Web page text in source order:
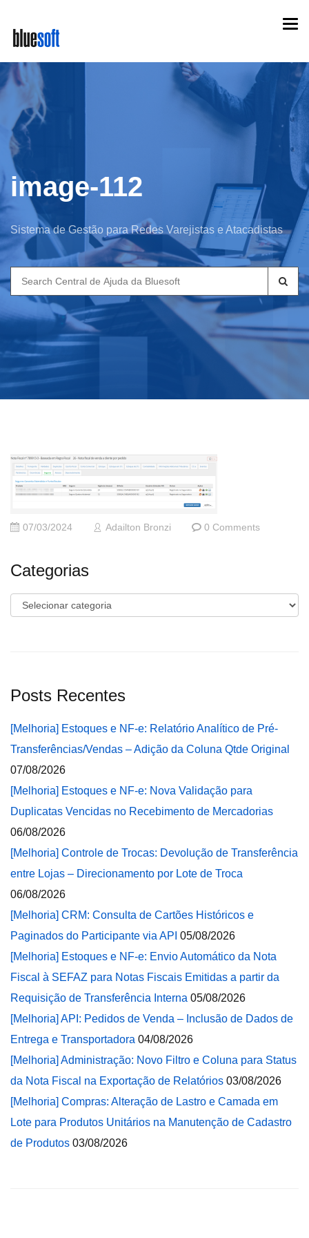
main
content
image-112
Sistema de Gestão para Redes Varejistas e Atacadistas
Search
for:
07/03/2024 Adailton Bronzi 0 Comments
Categorias
Categorias
Posts Recentes
[Melhoria] Estoques e NF-e: Relatório Analítico de Pré-
Transferências/Vendas – Adição da Coluna Qtde Original
07/08/2026
[Melhoria] Estoques e NF-e: Nova Validação para
Duplicatas Vencidas no Recebimento de Mercadorias
06/08/2026
[Melhoria] Controle de Trocas: Devolução de Transferência
entre Lojas – Direcionamento por Lote de Troca
06/08/2026
[Melhoria] CRM: Consulta de Cartões Históricos e
Paginados do Participante via API 05/08/2026
[Melhoria] Estoques e NF-e: Envio Automático da Nota
Fiscal à SEFAZ para Notas Fiscais Emitidas a partir da
Requisição de Transferência Interna 05/08/2026
[Melhoria] API: Pedidos de Venda – Inclusão de Dados de
Entrega e Transportadora 04/08/2026
[Melhoria] Administração: Novo Filtro e Coluna para Status
da Nota Fiscal na Exportação de Relatórios 03/08/2026
[Melhoria] Compras: Alteração de Lastro e Camada em
Lote para Produtos Unitários na Manutenção de Cadastro
de Produtos 03/08/2026